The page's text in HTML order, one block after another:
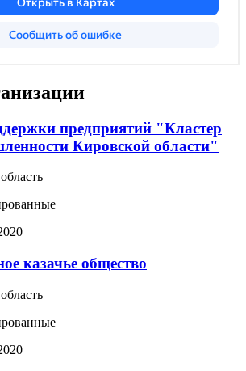
предприятий "Кластер
Кировской области"
казачье общество